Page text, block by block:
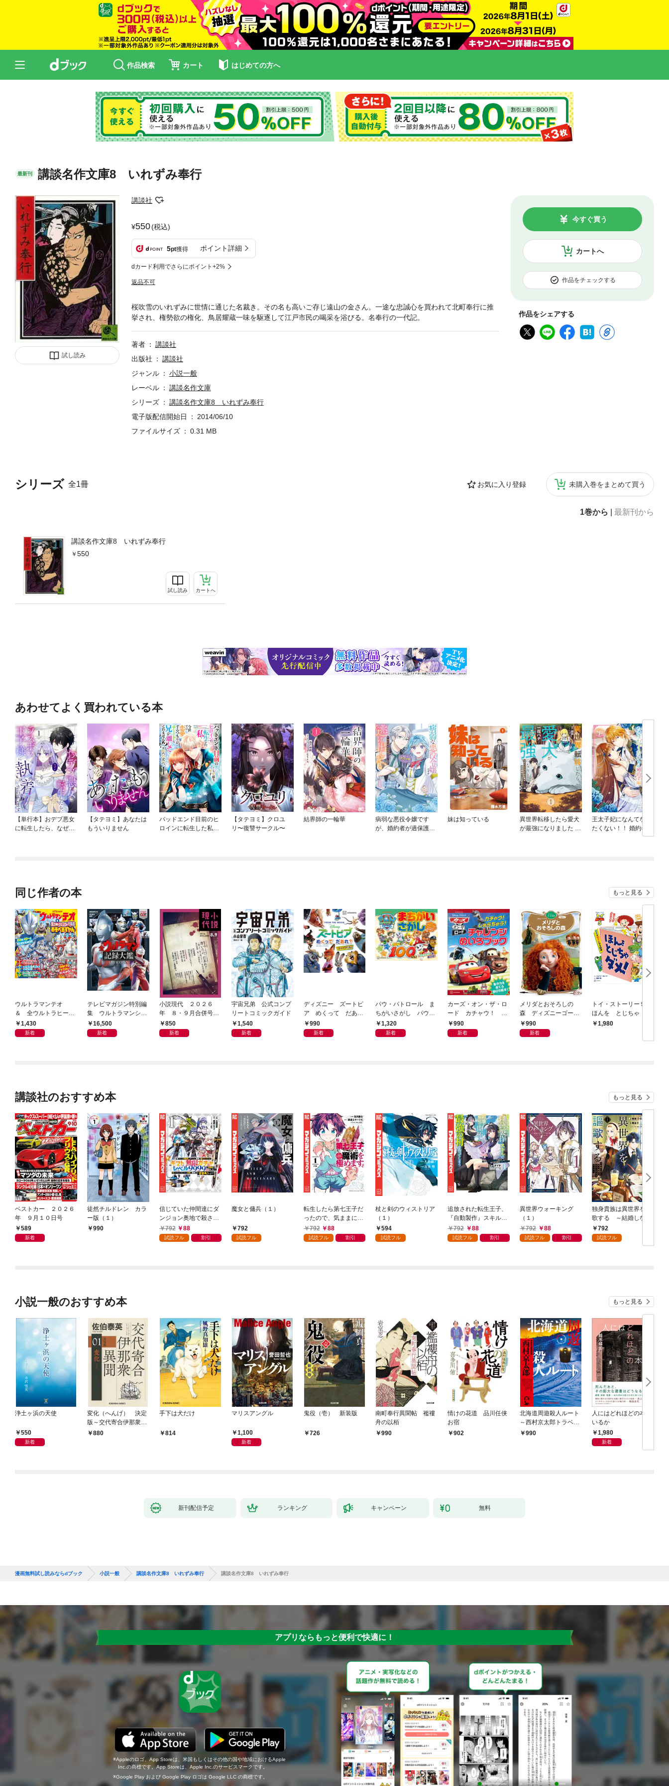
作品検索 カート はじめての方へ
最新刊 講談名作文庫8 いれずみ奉行
試し読み
講談社
550(税込)
5pt獲得 ポイント詳細
dカード利用でさらにポイント+2%
返品不可
カートへ
今すぐ買う
作品をチェックする
作品をシェアする
シリーズ 全1冊 お気に入り登録 未購入巻をまとめて買う
1巻から 最新刊から
講談名作文庫8 いれずみ奉行
550
試し読み カートへ
桜吹雪のいれずみに世情に通じた名裁き。その名も高いご存じ遠山の金さん。一途な忠誠心を買われて北町奉行に推
挙され、権勢欲の権化、鳥居耀蔵一味を駆逐して江戸市民の喝采を浴びる。名奉行の一代記。
著者
講談社
出版社
講談社
ジャンル
小説一般
レーベル
講談名作文庫
シリーズ
講談名作文庫8 いれずみ奉行
電子版配信開始日
2014/06/10
ファイルサイズ
0.31 MB
あわせてよく買われている本
【単行本】おデブ悪女
に転生したら、なぜか
【タテヨミ】あなたは
もういりません
バッドエンド目前のヒ
ロインに転生した私、
【タテヨミ】クロユ
リ〜復讐サークル〜
結界師の一輪華
病弱な悪役令嬢です
が、婚約者が過保護す
妹は知っている
異世界転移したら愛犬
が最強になりました ～
王太子妃になんてなり
たくない！！ 婚約者編
同じ作者の本 もっと見る
ウルトラマンテオ
＆ 全ウルトラヒーロ
ー大集合 あそべるず
かん
1,430
新着
テレビマガジン特別編
集 ウルトラマンシリ
ーズ６０周年記念 全
ウルトラマン記録大鑑
16,500
新着
小説現代 ２０２６
年 ８・９月合併号
（ライト版）
850
新着
宇宙兄弟 公式コンプ
リートコミックガイド
1,540
新着
ディズニー ズートピ
ア めくって だあ
れ？（ディズニーブッ
クス）
990
新着
パウ・パトロール ま
ちがいさがし パウっ
と１００もん！
1,320
新着
カーズ・オン・ザ・ロ
ード カチャウ！ し
ゅうちゅう！ チャレ
ンジめいろブック（デ
990
新着
メリダとおそろしの
森 ディズニーゴール
ド絵本
990
新着
トイ・ストーリー５
ほんを とじちゃ ダ
メ！ 読書が好きにな
1,980
講談社のおすすめ本 もっと見る
ベストカー ２０２６
年 ９月１０日号
589
新着
徒然チルドレン カラ
ー版（１）
990
信じていた仲間達にダ
ンジョン奥地で殺され
かけたがギフト『無限
ガチャ』でレベル９９
792 88
試読フル 割引
魔女と傭兵（１）
792
試読フル
転生したら第七王子だ
ったので、気ままに魔
術を極めます（１）
792 88
試読フル 割引
杖と剣のウィストリア
（１）
594
試読フル
追放された転生王子、
『自動製作』スキルで
領地を爆速で開拓し最
強の村を作ってしまう
792 88
試読フル 割引
異世界ウォーキング
（１）
792
88
試読フル 割引
独身貴族は異世界を謳
歌する ～結婚しない
男の優雅なおひとりさ
まライフ～（１）
792
試読フル
小説一般のおすすめ本 もっと見る
浄土ヶ浜の天使
550
新着
変化（へんげ） 決定
版～交代寄合伊那衆異
聞（1）～
880
手下は犬だけ
814
マリスアングル
1,100
新着
鬼役（壱） 新装版
726
南町奉行異聞帖 襤褸
舟の以栢
990
情けの花道 品川任侠
お宿
902
北海道周遊殺人ルート
～西村京太郎トラベル
ミステリー・セレクシ
990
人にはどれほどの本が
いるか
1,980
新着
新刊配信予定 ランキング キャンペーン 無料
漫画無料試し読みならdブック 小説一般 講談名作文庫8 いれずみ奉行 講談名作文庫8 いれずみ奉行
アプリならもっと便利で快適に！
Appleのロゴ、App Storeは、米国もしくはその他の国や地域におけるApple
Inc.の商標です。App Storeは、Apple Inc.のサービスマークです。
Google Play および Google Play ロゴは Google LLC の商標です。